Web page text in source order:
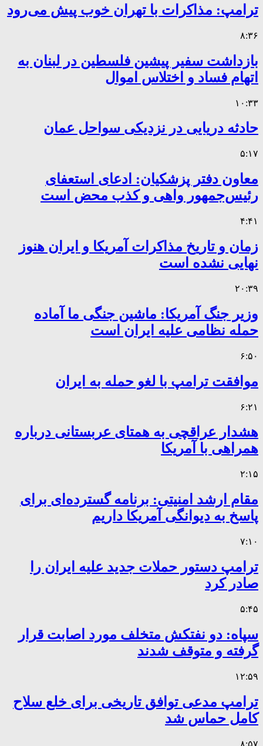
ترامپ: مذاکرات با تهران خوب پیش می‌رود
۸:۳۶
بازداشت سفیر پیشین فلسطین در لبنان به
اتهام فساد و اختلاس اموال
۱۰:۳۳
حادثه دریایی در نزدیکی سواحل عمان
۵:۱۷
معاون دفتر پزشکیان: ادعای استعفای
رئیس‌جمهور واهی و کذب محض است
۴:۴۱
زمان و تاریخ مذاکرات آمریکا و ایران هنوز
نهایی نشده است
۲۰:۳۹
وزیر جنگ آمریکا: ماشین جنگی ما آماده
حمله نظامی علیه ایران است
۶:۵۰
موافقت ترامپ با لغو حمله به ایران
۶:۲۱
هشدار عراقچی به همتای عربستانی درباره
همراهی با آمریکا
۲:۱۵
مقام ارشد امنیتی: برنامه گسترده‌ای برای
پاسخ به دیوانگی آمریکا داریم
۷:۱۰
ترامپ دستور حملات جدید علیه ایران را
صادر کرد
۵:۴۵
سپاه: دو نفتکش متخلف مورد اصابت قرار
گرفته و متوقف شدند
۱۲:۵۹
ترامپ مدعی توافق تاریخی برای خلع سلاح
کامل حماس شد
۸:۵۷